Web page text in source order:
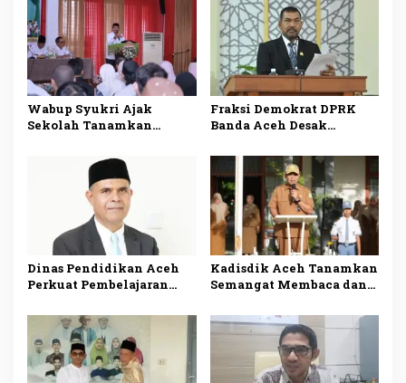
Wabup Syukri Ajak
Sekolah Tanamkan
Lingkungan Demi
Wujudkan Generasi Sehat
Berkarakter
Fraksi Demokrat DPRK
Banda Aceh Desak
Pelaksanaan SPMB 2026
Dinas Pendidikan Aceh
Perkuat Pembelajaran
di Sekolah
Kadisdik Aceh Tanamkan
Semangat Membaca dan
Penutupan MPLS SMAN 2
Banda Aceh